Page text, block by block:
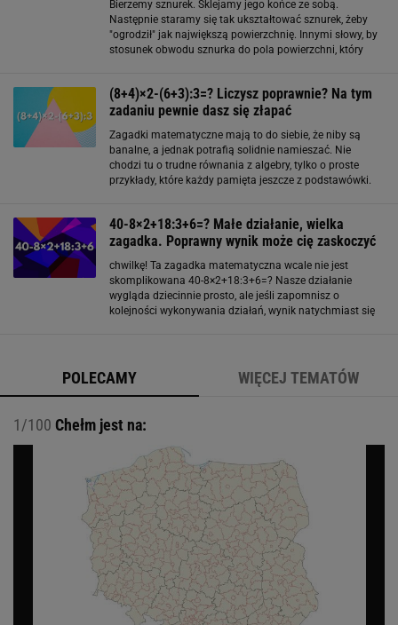
Bierzemy sznurek. Sklejamy jego końce ze sobą.
Następnie staramy się tak ukształtować sznurek, żeby
"ogrodził" jak największą powierzchnię. Innymi słowy, by
stosunek obwodu sznurka do pola powierzchni, który
(8+4)×2-(6+3):3=? Liczysz poprawnie? Na tym
zadaniu pewnie dasz się złapać
Zagadki matematyczne mają to do siebie, że niby są
banalne, a jednak potrafią solidnie namieszać. Nie
chodzi tu o trudne równania z algebry, tylko o proste
przykłady, które każdy pamięta jeszcze z podstawówki.
40-8×2+18:3+6=? Małe działanie, wielka
zagadka. Poprawny wynik może cię zaskoczyć
chwilkę! Ta zagadka matematyczna wcale nie jest
skomplikowana 40-8×2+18:3+6=? Nasze działanie
wygląda dziecinnie prosto, ale jeśli zapomnisz o
kolejności wykonywania działań, wynik natychmiast się
POLECAMY WIĘCEJ TEMATÓW
1/100 Chełm jest na: